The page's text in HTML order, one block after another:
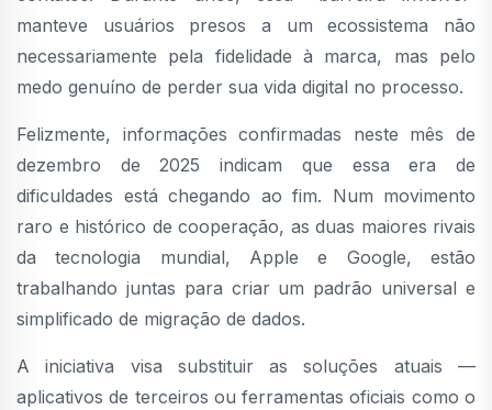
manteve usuários presos a um ecossistema não
necessariamente pela fidelidade à marca, mas pelo
medo genuíno de perder sua vida digital no processo.
Felizmente, informações confirmadas neste mês de
dezembro de 2025 indicam que essa era de
dificuldades está chegando ao fim. Num movimento
raro e histórico de cooperação, as duas maiores rivais
da tecnologia mundial, Apple e Google, estão
trabalhando juntas para criar um padrão universal e
simplificado de migração de dados.
A iniciativa visa substituir as soluções atuais —
aplicativos de terceiros ou ferramentas oficiais como o